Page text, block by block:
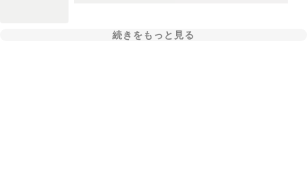
続きをもっと見る